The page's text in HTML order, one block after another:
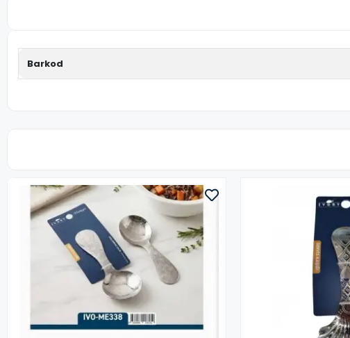
Barkod